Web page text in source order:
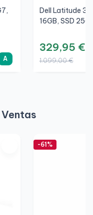
A
Dell Latitude
16GB, SSD
329,95 €
1.099,00 €
-61%